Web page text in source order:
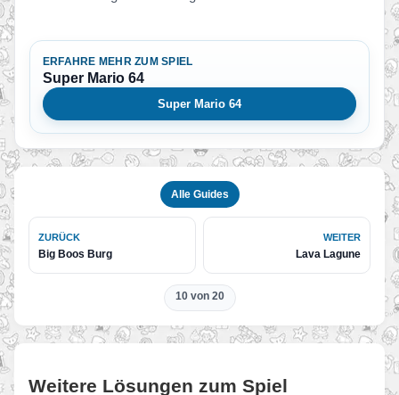
ERFAHRE MEHR ZUM SPIEL
Super Mario 64
Super Mario 64
Alle Guides
ZURÜCK
Big Boos Burg
WEITER
Lava Lagune
10 von 20
Weitere Lösungen zum Spiel